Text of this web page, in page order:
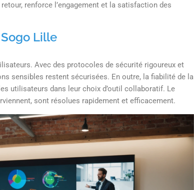
renforce l’engagement et la satisfaction des
Lille
Avec des protocoles de sécurité rigoureux et
sensibles restent sécurisées. En outre, la fiabilité de la
utilisateurs dans leur choix d’outil collaboratif. Le
sont résolues rapidement et efficacement.